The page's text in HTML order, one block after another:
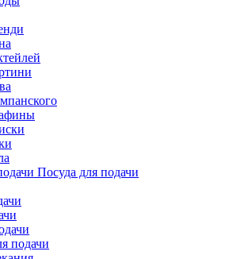
Посуда для подачи
подачи